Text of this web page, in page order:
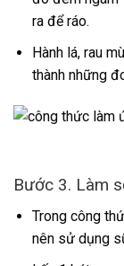
ra để ráo.
Hành lá, rau
thành những
Bước 3. Làm
Trong công
nên sử dụng